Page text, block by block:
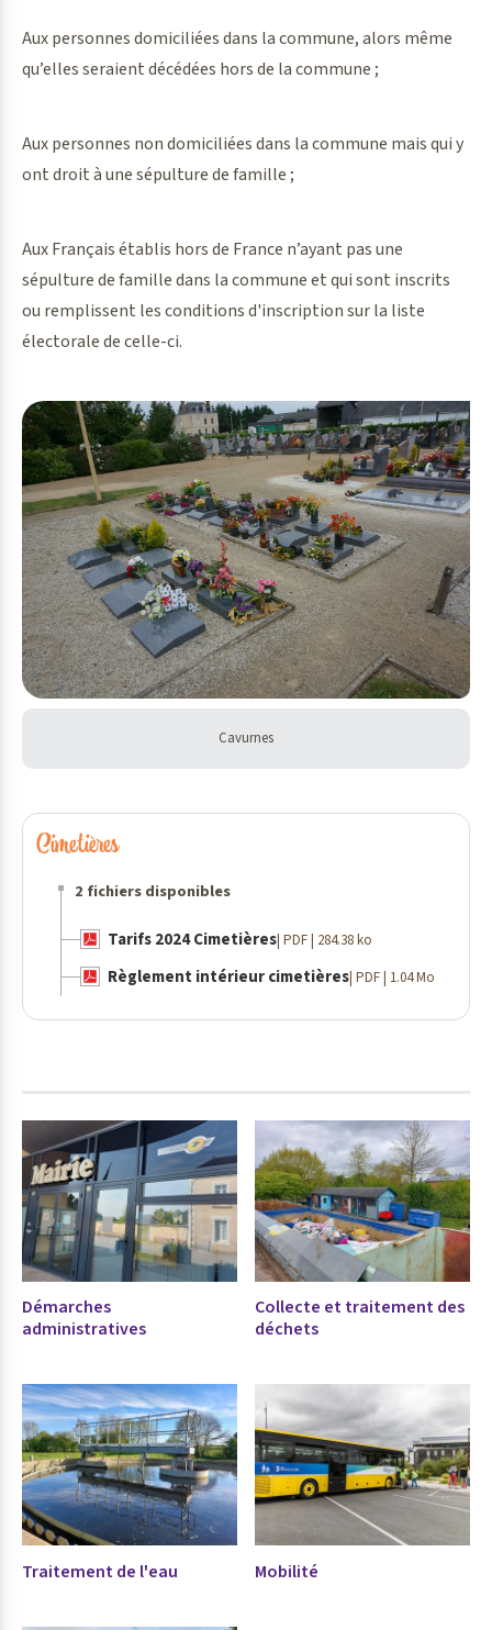
Aux personnes domiciliées dans la commune, alors même
qu’elles seraient décédées hors de la commune ;
Aux personnes non domiciliées dans la commune mais qui y
ont droit à une sépulture de famille ;
Aux Français établis hors de France n’ayant pas une
sépulture de famille dans la commune et qui sont inscrits
ou remplissent les conditions d'inscription sur la liste
électorale de celle-ci.
Cavurnes
Cimetières
2 fichiers disponibles
Tarifs 2024 Cimetières| PDF | 284.38 ko
Règlement intérieur cimetières| PDF | 1.04 Mo
Démarches
administratives
Collecte et traitement des
déchets
Traitement de l'eau Mobilité